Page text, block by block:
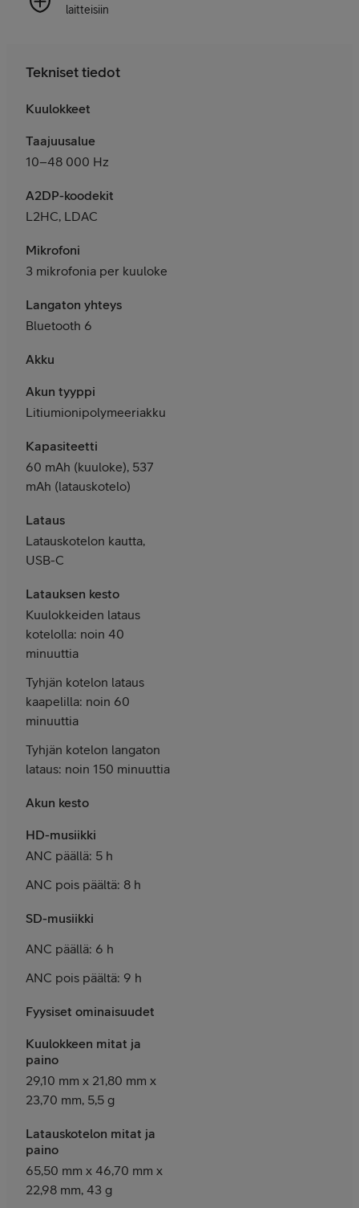
laitteisiin
Tekniset tiedot
Kuulokkeet
Taajuusalue
10–48 000 Hz
A2DP-koodekit
L2HC, LDAC
Mikrofoni
3 mikrofonia per kuuloke
Langaton yhteys
Bluetooth 6
Akku
Akun tyyppi
Litiumionipolymeeriakku
Kapasiteetti
60 mAh (kuuloke), 537
mAh (latauskotelo)
Lataus
Latauskotelon kautta,
USB-C
Latauksen kesto
Kuulokkeiden lataus
kotelolla: noin 40
minuuttia
Tyhjän kotelon lataus
kaapelilla: noin 60
minuuttia
Tyhjän kotelon langaton
lataus: noin 150 minuuttia
Akun kesto
HD-musiikki
ANC päällä: 5 h
ANC pois päältä: 8 h
SD-musiikki
ANC päällä: 6 h
ANC pois päältä: 9 h
Fyysiset ominaisuudet
Kuulokkeen mitat ja
paino
29,10 mm x 21,80 mm x
23,70 mm, 5,5 g
Latauskotelon mitat ja
paino
65,50 mm x 46,70 mm x
22,98 mm, 43 g